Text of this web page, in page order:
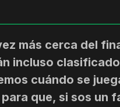
más cerca del
incluso
cuándo se
que, si sos un